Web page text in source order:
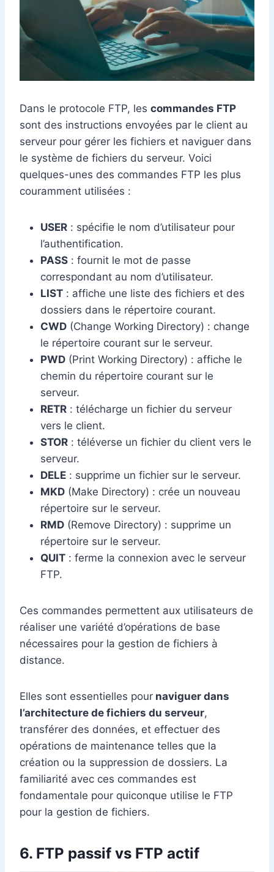
Dans le protocole FTP, les commandes FTP
sont des instructions envoyées par le client au
serveur pour gérer les fichiers et naviguer dans
le système de fichiers du serveur. Voici
quelques-unes des commandes FTP les plus
couramment utilisées :
USER : spécifie le nom d’utilisateur pour
l’authentification.
PASS : fournit le mot de passe
correspondant au nom d’utilisateur.
LIST : affiche une liste des fichiers et des
dossiers dans le répertoire courant.
CWD (Change Working Directory) : change
le répertoire courant sur le serveur.
PWD (Print Working Directory) : affiche le
chemin du répertoire courant sur le
serveur.
RETR : télécharge un fichier du serveur
vers le client.
STOR : téléverse un fichier du client vers le
serveur.
DELE : supprime un fichier sur le serveur.
MKD (Make Directory) : crée un nouveau
répertoire sur le serveur.
RMD (Remove Directory) : supprime un
répertoire sur le serveur.
QUIT : ferme la connexion avec le serveur
FTP.
Ces commandes permettent aux utilisateurs de
réaliser une variété d’opérations de base
nécessaires pour la gestion de fichiers à
distance.
Elles sont essentielles pour naviguer dans
l’architecture de fichiers du serveur,
transférer des données, et effectuer des
opérations de maintenance telles que la
création ou la suppression de dossiers. La
familiarité avec ces commandes est
fondamentale pour quiconque utilise le FTP
pour la gestion de fichiers.
6. FTP passif vs FTP actif